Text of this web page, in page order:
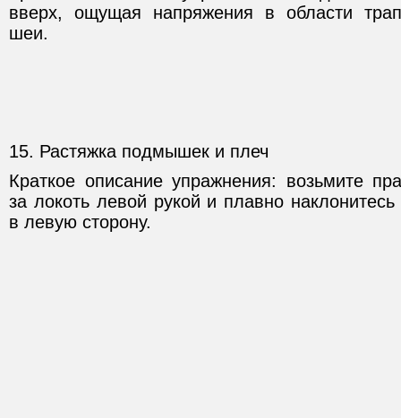
вверх, ощущая напряжения в области
шеи.
15. Растяжка подмышек и плеч
Краткое описание упражнения: возьмите
за локоть левой рукой и плавно наклонитесь
в левую сторону.